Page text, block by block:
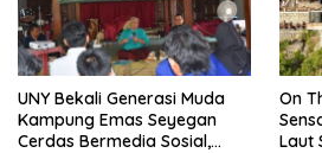
UNY Bekali Generasi Muda
Kampung Emas Seyegan
Cerdas Bermedia Sosial,
On
Laut